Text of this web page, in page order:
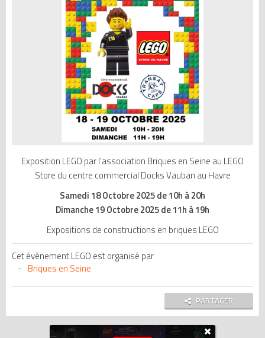
Exposition LEGO par l'association Briques en Seine au LEGO
Store du centre commercial Docks Vauban au Havre
Samedi 18 Octobre 2025 de 10h à 20h
Dimanche 19 Octobre 2025 de 11h à 19h
Expositions de constructions en briques LEGO
Cet évènement LEGO est organisé par
Briques en Seine
PARTAGER